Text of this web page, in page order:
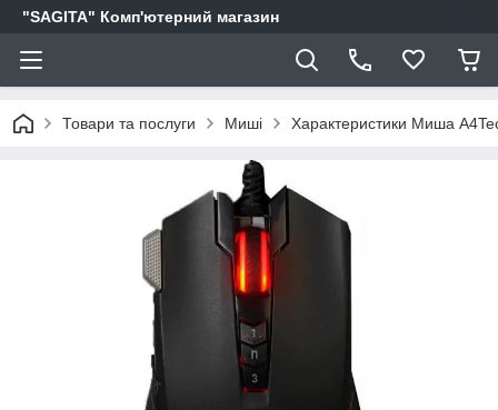
"SAGITA" Комп'ютерний магазин
Товари та послуги Миші Характеристики Миша